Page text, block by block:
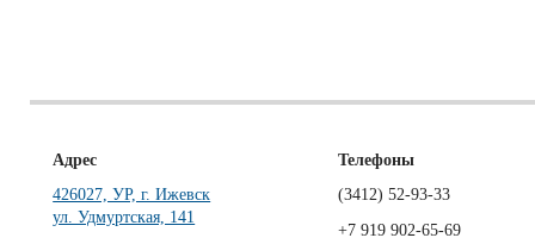
Адрес
426027, УР, г. Ижевск
ул. Удмуртская, 141
Телефоны
(3412) 52-93-33
+7 919 902-65-69